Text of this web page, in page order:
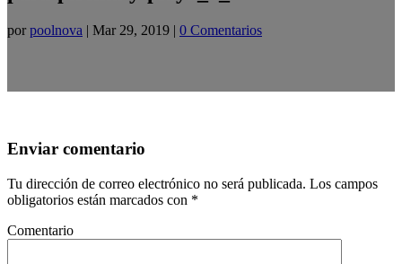
porpoolnova | Mar 29, 2019 | 0 Comentarios
Enviar comentario
Tu dirección de correo electrónico no será publicada. Los campos
obligatorios están marcados con *
Comentario